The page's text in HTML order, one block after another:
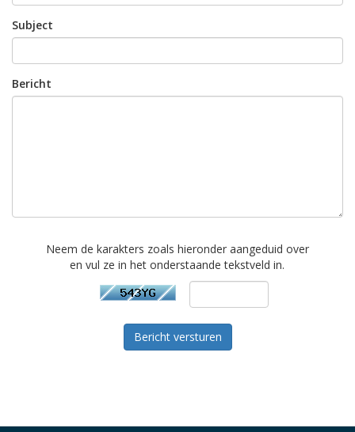
Subject
Bericht
Neem de karakters zoals hieronder aangeduid over
en vul ze in het onderstaande tekstveld in.
Bericht versturen